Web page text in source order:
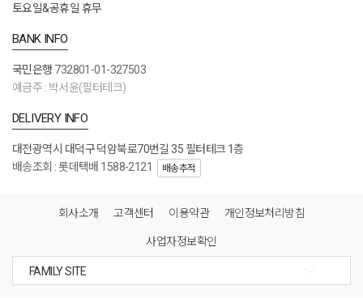
토요일&공휴일 휴무
BANK INFO
국민은행 732801-01-327503
예금주 : 박서윤(필터테크)
DELIVERY INFO
대전광역시 대덕구 덕암북로70번길 35 필터테크 1층
배송조회 : 롯데택배 1588-2121
배송추적
회사소개 고객센터 이용약관 개인정보처리방침
사업자정보확인